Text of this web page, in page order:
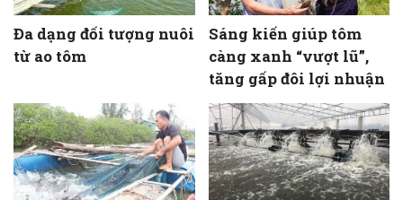
Đa dạng đối tượng nuôi
từ ao tôm
Sáng kiến giúp tôm
càng xanh “vượt lũ”,
tăng gấp đôi lợi nhuận